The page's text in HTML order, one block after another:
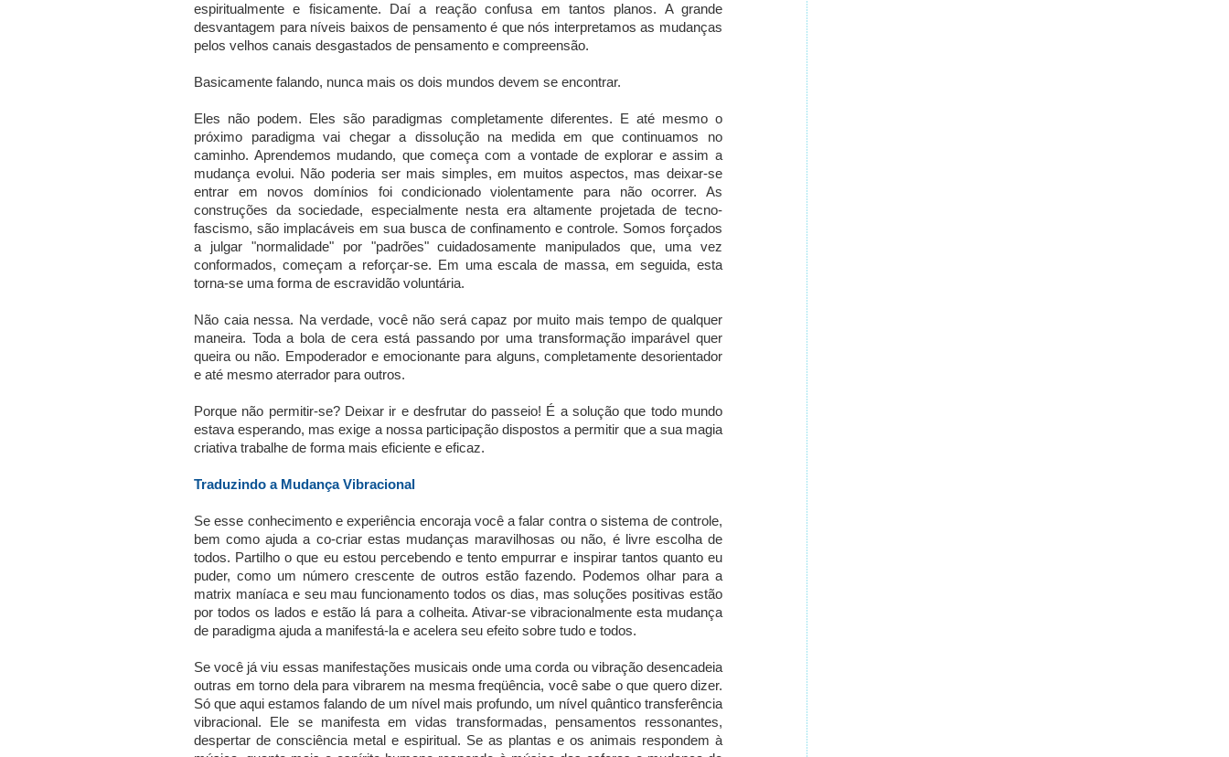
espiritualmente e fisicamente. Daí a reação confusa em tantos planos. A grande
desvantagem para níveis baixos de pensamento é que nós interpretamos as mudanças
pelos velhos canais desgastados de pensamento e compreensão.
Basicamente falando, nunca mais os dois mundos devem se encontrar.
Eles não podem. Eles são paradigmas completamente diferentes. E até mesmo o
próximo paradigma vai chegar a dissolução na medida em que continuamos no
caminho. Aprendemos mudando, que começa com a vontade de explorar e assim a
mudança evolui. Não poderia ser mais simples, em muitos aspectos, mas deixar-se
entrar em novos domínios foi condicionado violentamente para não ocorrer. As
construções da sociedade, especialmente nesta era altamente projetada de tecno-
fascismo, são implacáveis ​​em sua busca de confinamento e controle. Somos forçados
a julgar "normalidade" por "padrões" cuidadosamente manipulados que, uma vez
conformados, começam a reforçar-se. Em uma escala de massa, em seguida, esta
torna-se uma forma de escravidão voluntária.
Não caia nessa. Na verdade, você não será capaz por muito mais tempo de qualquer
maneira. Toda a bola de cera está passando por uma transformação imparável quer
queira ou não. Empoderador e emocionante para alguns, completamente desorientador
e até mesmo aterrador para outros.
Porque não permitir-se? Deixar ir e desfrutar do passeio! É a solução que todo mundo
estava esperando, mas exige a nossa participação dispostos a permitir que a sua magia
criativa trabalhe de forma mais eficiente e eficaz.
Traduzindo a Mudança Vibracional
Se esse conhecimento e experiência encoraja você a falar contra o sistema de controle,
bem como ajuda a co-criar estas mudanças maravilhosas ou não, é livre escolha de
todos. Partilho o que eu estou percebendo e tento empurrar e inspirar tantos quanto eu
puder, como um número crescente de outros estão fazendo. Podemos olhar para a
matrix maníaca e seu mau funcionamento todos os dias, mas soluções positivas estão
por todos os lados e estão lá para a colheita. Ativar-se vibracionalmente esta mudança
de paradigma ajuda a manifestá-la e acelera seu efeito sobre tudo e todos.
Se você já viu essas manifestações musicais onde uma corda ou vibração desencadeia
outras em torno dela para vibrarem na mesma freqüência, você sabe o que quero dizer.
Só que aqui estamos falando de um nível mais profundo, um nível quântico transferência
vibracional. Ele se manifesta em vidas transformadas, pensamentos ressonantes,
despertar de consciência metal e espiritual. Se as plantas e os animais respondem à